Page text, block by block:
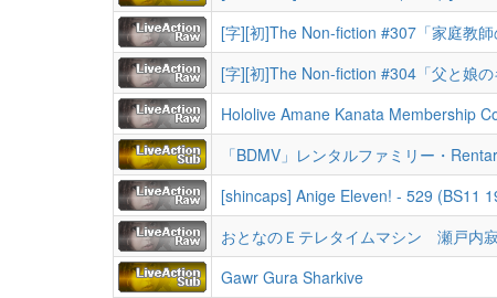
[字][初]The Non-fiction #307「家庭教
[字][初]The Non-fiction #304「父と娘
Hololive Amane Kanata Membership
「BDMV」レンタルファミリー・
[shincaps] Anige Eleven! - 529 (BS11
おとなのＥテレタイムマシン 瀬戸
Gawr Gura Sharkive